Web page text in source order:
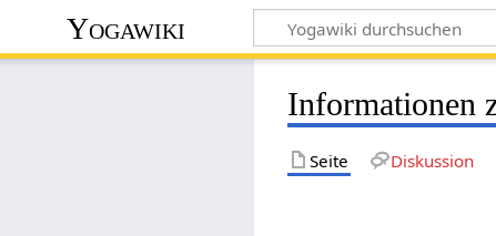
Yogawiki
Informationen
Seite Diskussion